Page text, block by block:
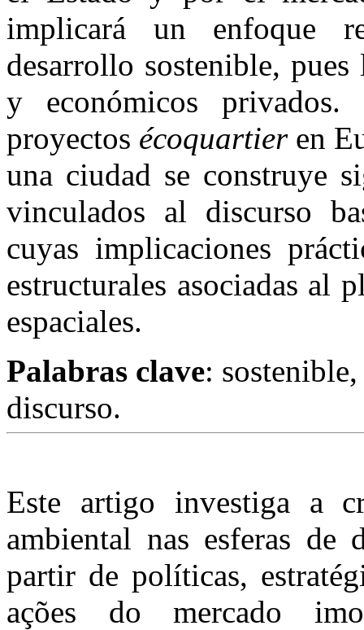
implicará un enfoque
desarrollo sostenible,
y económicos privados.
proyectos écoquartieren
una ciudad se construye
vinculados al discurso
cuyas implicaciones
estructurales asociadas al
espaciales.
Palabras clave:
discurso.
Este artigo investiga a
ambiental nas esferas de
partir de políticas,
ações do mercado